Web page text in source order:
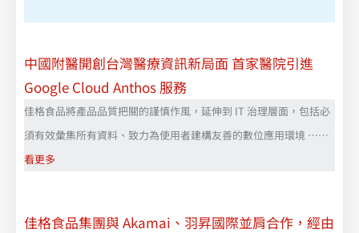
中國附醫開創台灣醫療資訊新局面 首家醫院引進
Google Cloud Anthos 服務
佳格食品將產品品質把關的謹慎作風，延伸到 IT 治理層面，包括必
須有效彙集所有資料、致力為使用者建構友善的數位應用環境 ……
看更多
佳格食品集團與 Akamai、羽昇國際並肩合作，經由